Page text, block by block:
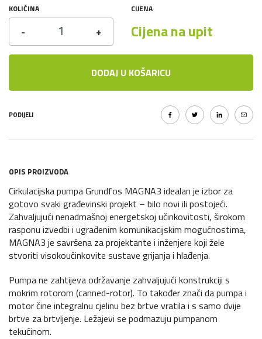
KOLIČINA
- +
CIJENA
Cijena na upit
DODAJ U KOŠARICU
PODIJELI
OPIS PROIZVODA
Cirkulacijska pumpa Grundfos MAGNA3 idealan je izbor za
gotovo svaki građevinski projekt – bilo novi ili postojeći.
Zahvaljujući nenadmašnoj energetskoj učinkovitosti, širokom
rasponu izvedbi i ugrađenim komunikacijskim mogućnostima,
MAGNA3 je savršena za projektante i inženjere koji žele
stvoriti visokoučinkovite sustave grijanja i hlađenja.
Pumpa ne zahtijeva održavanje zahvaljujući konstrukciji s
mokrim rotorom (canned-rotor). To također znači da pumpa i
motor čine integralnu cjelinu bez brtve vratila i s samo dvije
brtve za brtvljenje. Ležajevi se podmazuju pumpanom
tekućinom.